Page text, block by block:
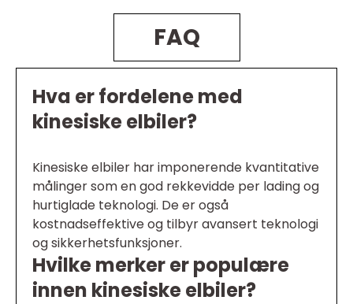
FAQ
Hva er fordelene med
kinesiske elbiler?
Kinesiske elbiler har imponerende kvantitative
målinger som en god rekkevidde per lading og
hurtiglade teknologi. De er også
kostnadseffektive og tilbyr avansert teknologi
og sikkerhetsfunksjoner.
Hvilke merker er populære
innen kinesiske elbiler?